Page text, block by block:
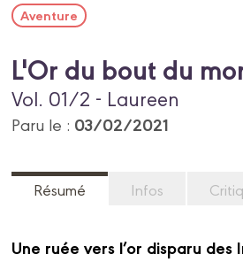
Aventure
L'Or du bout du
Vol. 01/2 - Laureen
Paru le : 03/02/2021
Résumé Infos
Une ruée vers l’or disparu des